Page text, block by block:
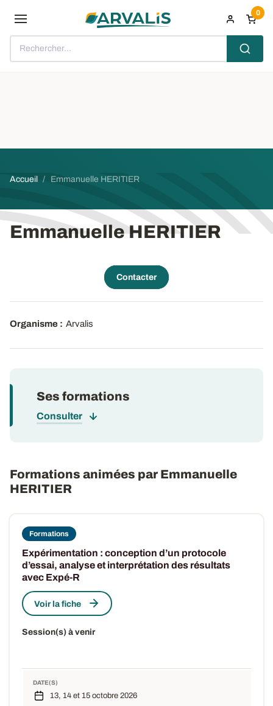
Rechercher...
0
Fil d'Ariane
Accueil Emmanuelle HERITIER
Emmanuelle HERITIER
Contacter
Organisme : Arvalis
Ses formations
Consulter
Formations animées par Emmanuelle
HERITIER
Formations
Expérimentation : conception d’un protocole
d’essai, analyse et interprétation des résultats
avec Expé-R
Voir la fiche
Session(s) à venir
DATE(S)
13, 14 et 15 octobre 2026